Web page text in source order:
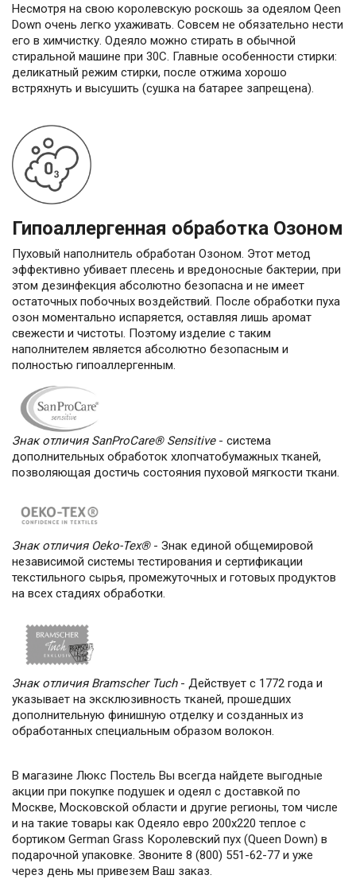
Несмотря на свою королевскую роскошь за одеялом Qeen
Down очень легко ухаживать. Совсем не обязательно нести
его в химчистку. Одеяло можно стирать в обычной
стиральной машине при 30С. Главные особенности стирки:
деликатный режим стирки, после отжима хорошо
встряхнуть и высушить (сушка на батарее запрещена).
Гипоаллергенная обработка Озоном
Пуховый наполнитель обработан Озоном. Этот метод
эффективно убивает плесень и вредоносные бактерии, при
этом дезинфекция абсолютно безопасна и не имеет
остаточных побочных воздействий. После обработки пуха
озон моментально испаряется, оставляя лишь аромат
свежести и чистоты. Поэтому изделие с таким
наполнителем является абсолютно безопасным и
полностью гипоаллергенным.
Знак отличия SanProCare® Sensitive - система
дополнительных обработок хлопчатобумажных тканей,
позволяющая достичь состояния пуховой мягкости ткани.
Знак отличия Oeko-Tex® - Знак единой общемировой
независимой системы тестирования и сертификации
текстильного сырья, промежуточных и готовых продуктов
на всех стадиях обработки.
Знак отличия Bramscher Tuch- Действует с 1772 года и
указывает на эксклюзивность тканей, прошедших
дополнительную финишную отделку и созданных из
обработанных специальным образом волокон.
В магазине Люкс Постель Вы всегда найдете выгодные
акции при покупке подушек и одеял с доставкой по
Москве, Московской области и другие регионы, том числе
и на такие товары как Одеяло евро 200х220 теплое с
бортиком German Grass Королевский пух (Queen Down) в
подарочной упаковке. Звоните 8 (800) 551-62-77 и уже
через день мы привезем Ваш заказ.